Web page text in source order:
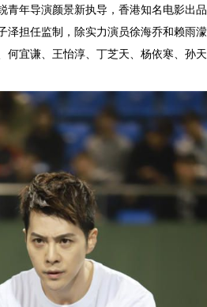
青年导演颜景新执导，香港知名电影出品
泽担任监制，除实力演员徐海乔和赖雨濛
何宜谦、王怡淳、丁芝天、杨依寒、孙天